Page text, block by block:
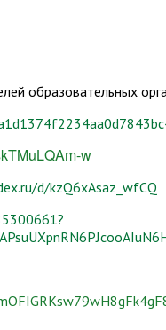
образовательных
w
d/kzQ6xAsaz_wfCQ